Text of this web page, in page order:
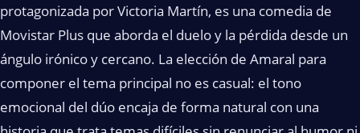
protagonizada por Victoria Martín, es una comedia de
Movistar Plus que aborda el duelo y la pérdida desde un
ángulo irónico y cercano. La elección de Amaral para
componer el tema principal no es casual: el tono
emocional del dúo encaja de forma natural con una